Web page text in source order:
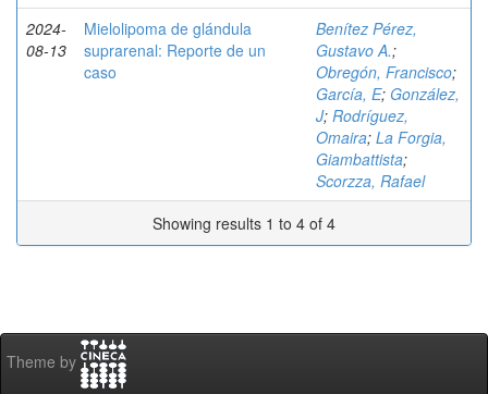
2024-
08-13
Mielolipoma de glándula
suprarenal: Reporte de un
caso
Benítez Pérez,
Gustavo A.;
Obregón, Francisco;
García, E; González,
J; Rodríguez,
Omaira; La Forgia,
Giambattista;
Scorzza, Rafael
Showing results 1 to 4 of 4
Theme by